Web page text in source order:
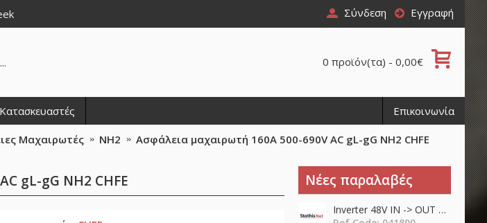
Σύνδεση Εγγραφή
0 προϊόν(τα) - 0,00€
Κατασκευαστές Επικοινωνία
Μαχαιρωτές NH2 Ασφάλεια μαχαιρωτή 160A 500-690V AC gL-gG NH2 CHFE
Νέες παραλαβές
Inverter 48V ΙΝ -> OUT 230VAC 450W καθαρού ημιτόνου NTS-450-248EU Mean Well
gL-gG NH2 CHFE